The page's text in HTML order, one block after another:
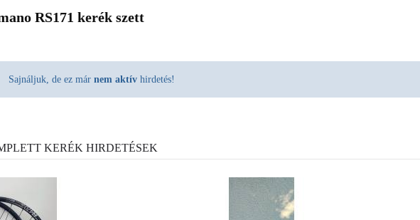
RS171 kerék szett
Sajnáljuk, de ez már nem aktív hirdetés!
KERÉK HIRDETÉSEK